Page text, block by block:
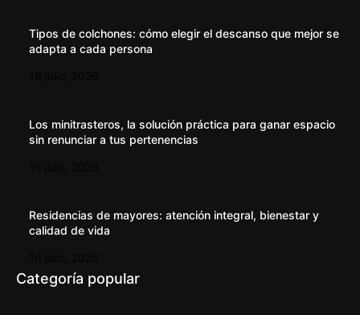
Tipos de colchones: cómo elegir el descanso que mejor se
adapta a cada persona
Los minitrasteros, la solución práctica para ganar espacio
sin renunciar a tus pertenencias
Residencias de mayores: atención integral, bienestar y
calidad de vida
Categoría popular